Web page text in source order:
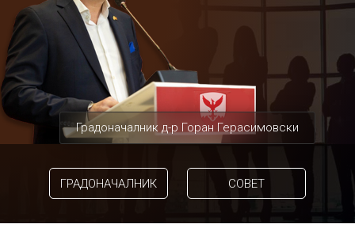
Градоначалник д-р Горан Герасимовски
ГРАДОНАЧАЛНИК СОВЕТ